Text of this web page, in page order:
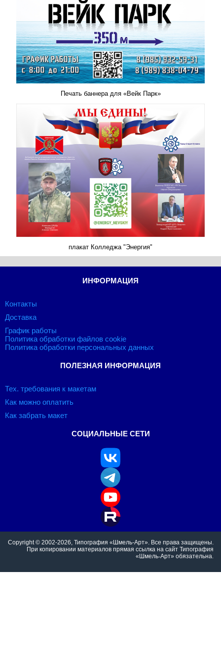
Печать баннера для «Вейк Парк»
плакат Колледжа "Энергия"
ИНФОРМАЦИЯ
Контакты
Доставка
График работы
Политика обработки файлов cookie
Политика обработки персональных данных
ПОЛЕЗНАЯ ИНФОРМАЦИЯ
Тех. требования к макетам
Как можно оплатить
Как забрать макет
СОЦИАЛЬНЫЕ СЕТИ
Copyright © 2002-2026, Типография «Шмель-Арт». Все права защищены.
При копировании материалов прямая ссылка на сайт Типография
«Шмель-Арт» обязательна.